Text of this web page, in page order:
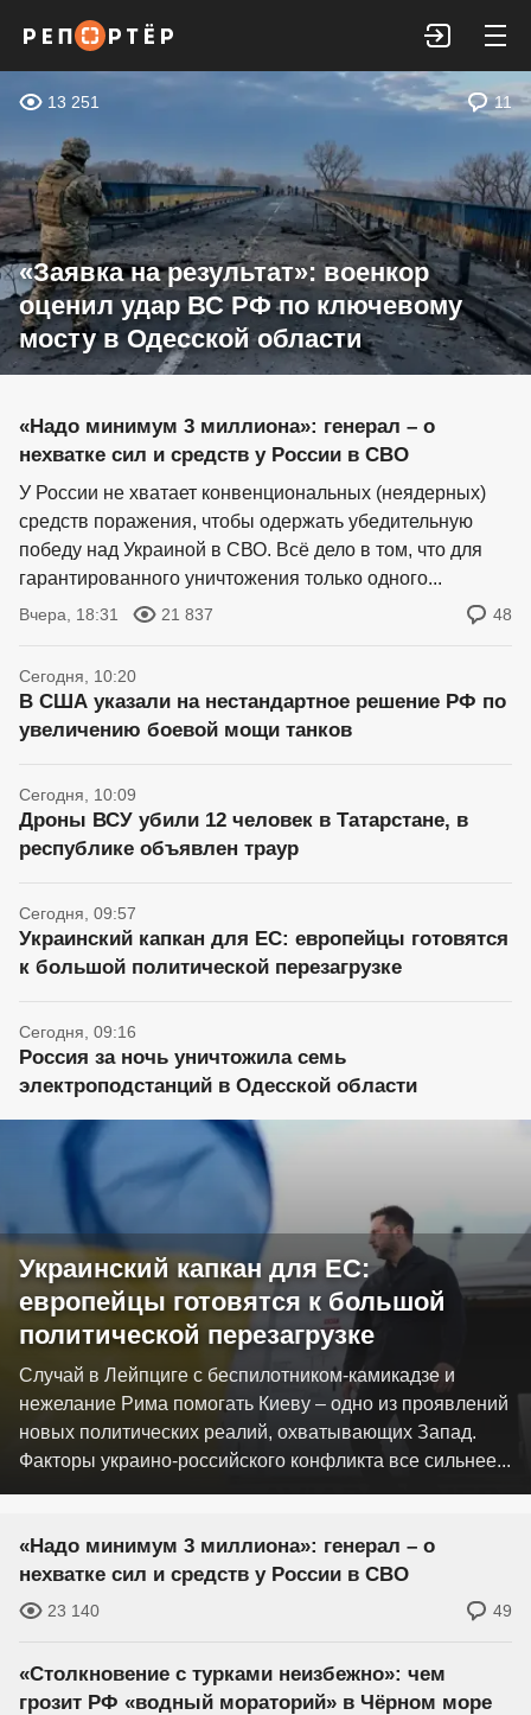
Войти
13 251 11
«Заявка на результат»: военкор
оценил удар ВС РФ по ключевому
мосту в Одесской области
«Надо минимум 3 миллиона»: генерал – о
нехватке сил и средств у России в СВО
У России не хватает конвенциональных (неядерных)
средств поражения, чтобы одержать убедительную
победу над Украиной в СВО. Всё дело в том, что для
гарантированного уничтожения только одного...
Вчера, 18:31 21 837 48
Сегодня, 10:20
В США указали на нестандартное решение РФ по
увеличению боевой мощи танков
Сегодня, 10:09
Дроны ВСУ убили 12 человек в Татарстане, в
республике объявлен траур
Сегодня, 09:57
Украинский капкан для ЕС: европейцы готовятся
к большой политической перезагрузке
Сегодня, 09:16
Россия за ночь уничтожила семь
электроподстанций в Одесской области
Украинский капкан для ЕС:
европейцы готовятся к большой
политической перезагрузке
Случай в Лейпциге с беспилотником-камикадзе и
нежелание Рима помогать Киеву – одно из проявлений
новых политических реалий, охватывающих Запад.
Факторы украино-российского конфликта все сильнее...
«Надо минимум 3 миллиона»: генерал – о
нехватке сил и средств у России в СВО
23 140 49
«Столкновение с турками неизбежно»: чем
грозит РФ «водный мораторий» в Чёрном море